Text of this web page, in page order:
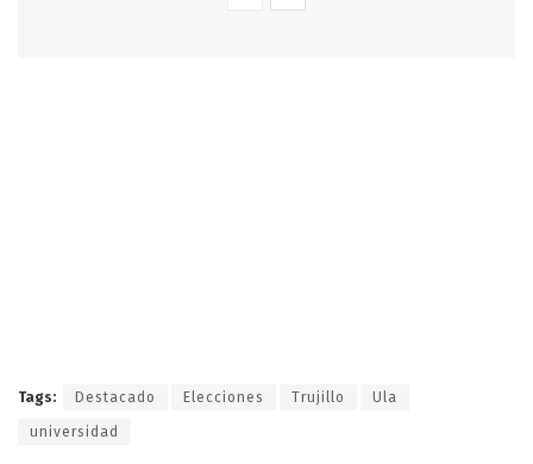
Tags: Destacado Elecciones Trujillo Ula
universidad